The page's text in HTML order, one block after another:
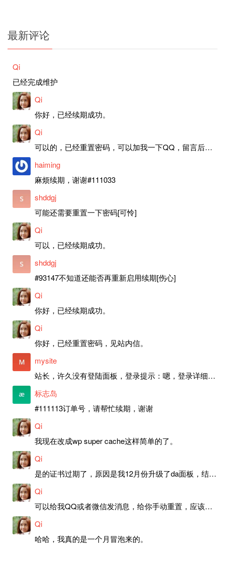
最新评论
Qi
已经完成维护
Qi
你好，已经续期成功。
Qi
可以的，已经重置密码，可以加我一下QQ，留言后我就发密码给你。
haiming
麻烦续期，谢谢#111033
shddgj
可能还需要重置一下密码[可怜]
Qi
可以，已经续期成功。
shddgj
#93147不知道还能否再重新启用续期[伤心]
Qi
你好，已经续期成功。
Qi
你好，已经重置密码，见站内信。
mysite
站长，许久没有登陆面板，登录提示：嗯，登录详细信息似乎不正确。请重试。 网站还可以正常使用。如果是密码问题请帮忙重置一下密码。谢谢。订单号：97790，账号：aa20210950。 站长，提交了工单，你回复续期成功，不过我的问题是面部登陆信息有问题，一直是初始密码，现在无法登陆，有时间麻烦排查一下。
标志岛
#111113订单号，请帮忙续期，谢谢
Qi
我现在改成wp super cache这样简单的了。
Qi
是的证书过期了，原因是我12月份升级了da面板，结果后台证书就不更新了，目前还在排查问题。切换PHP版本现在没有了，因为DA新版不支持。
Qi
可以给我QQ或者微信发消息，给你手动重置，应该是服务器插件有问题了，这个wp的主题太老了，导致现在好多的问题，网站的签到功能也是因为这个原因导致的。
Qi
哈哈，我真的是一个月冒泡来的。